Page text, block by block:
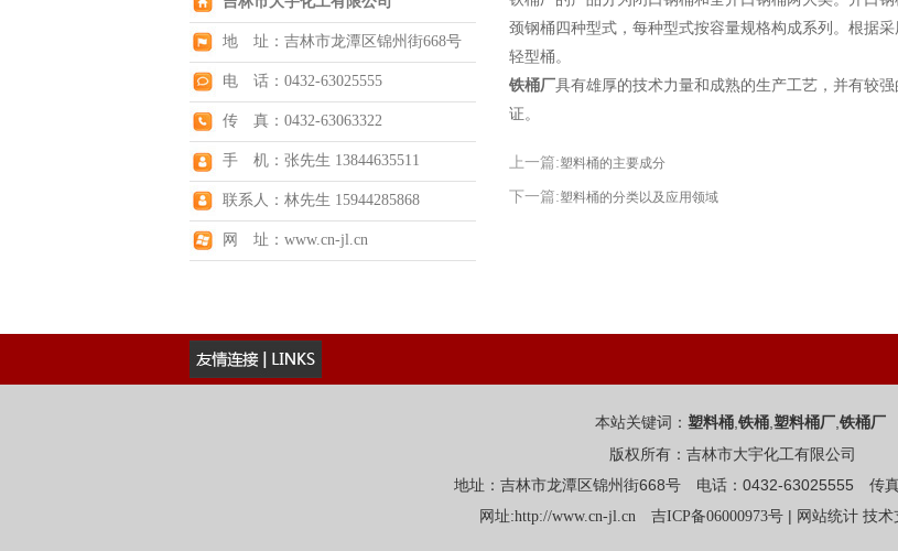
地 址：吉林市龙潭区锦州街668号
电 话：0432-63025555
传 真：0432-63063322
手 机：张先生 13844635511
联系人：林先生 15944285868
网 址：www.cn-jl.cn
颈钢桶四种型式，每种型式按容量规格构成系列。根据
轻型桶。
铁桶厂具有雄厚的技术力量和成熟的生产工艺，并有较
证。
上一篇:塑料桶的主要成分
下一篇:塑料桶的分类以及应用领域
本站关键词： 塑料桶 铁桶 塑料桶厂 铁桶厂
版权所有：吉林市大宇化工有限公司
地址：吉林市龙潭区锦州街668号 电话：0432-63025555 传
网址:http://www.cn-jl.cn 吉ICP备06000973号 | 网站统计 技术